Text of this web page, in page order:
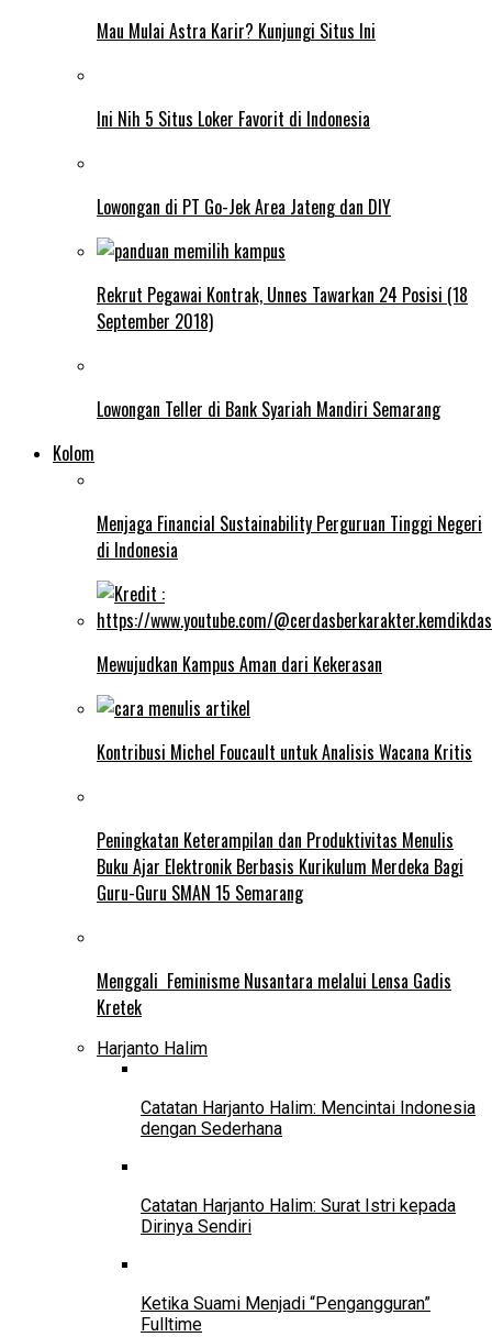
Mau Mulai Astra Karir? Kunjungi Situs Ini
Ini Nih 5 Situs Loker Favorit di Indonesia
Lowongan di PT Go-Jek Area Jateng dan DIY
Rekrut Pegawai Kontrak, Unnes Tawarkan 24 Posisi (18
September 2018)
Lowongan Teller di Bank Syariah Mandiri Semarang
Kolom
Menjaga Financial Sustainability Perguruan Tinggi Negeri
di Indonesia
Mewujudkan Kampus Aman dari Kekerasan
Kontribusi Michel Foucault untuk Analisis Wacana Kritis
Peningkatan Keterampilan dan Produktivitas Menulis
Buku Ajar Elektronik Berbasis Kurikulum Merdeka Bagi
Guru-Guru SMAN 15 Semarang
Menggali Feminisme Nusantara melalui Lensa Gadis
Kretek
Harjanto Halim
Catatan Harjanto Halim: Mencintai Indonesia
dengan Sederhana
Catatan Harjanto Halim: Surat Istri kepada
Dirinya Sendiri
Ketika Suami Menjadi “Pengangguran”
Fulltime